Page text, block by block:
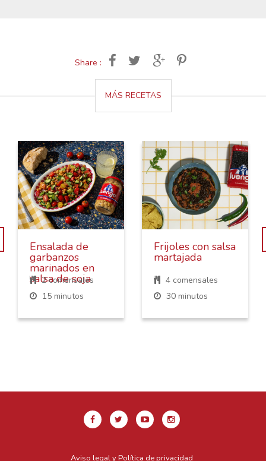
Share :
MÁS RECETAS
Ensalada de
garbanzos
marinados en
salsa de soja
2 comensales
15 minutos
Frijoles con salsa
martajada
4 comensales
30 minutos
Aviso legal y Política de privacidad